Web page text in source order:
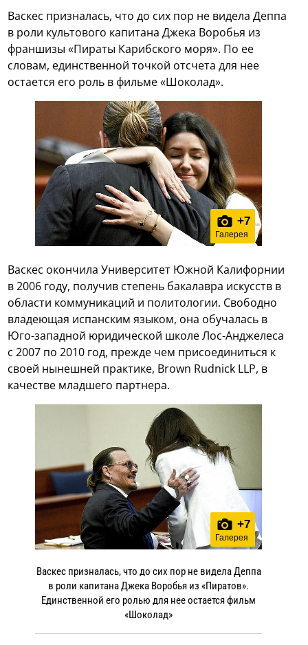
Васкес призналась, что до сих пор не видела Деппа
в роли культового капитана Джека Воробья из
франшизы «Пираты Карибского моря». По ее
словам, единственной точкой отсчета для нее
остается его роль в фильме «Шоколад».
+7
Галерея
Васкес окончила Университет Южной Калифорнии
в 2006 году, получив степень бакалавра искусств в
области коммуникаций и политологии. Свободно
владеющая испанским языком, она обучалась в
Юго-западной юридической школе Лос-Анджелеса
с 2007 по 2010 год, прежде чем присоединиться к
своей нынешней практике, Brown Rudnick LLP, в
качестве младшего партнера.
+7
Галерея
Васкес призналась, что до сих пор не видела Деппа
в роли капитана Джека Воробья из «Пиратов».
Единственной его ролью для нее остается фильм
«Шоколад»